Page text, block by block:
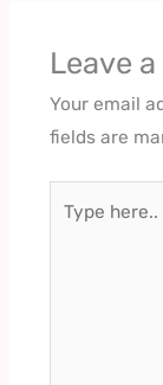
Leave
Your email
fields are